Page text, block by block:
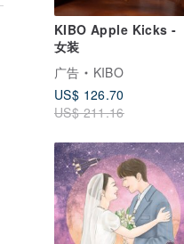
KIBO Apple Kicks -
女装
广告
KIBO
US$ 126.70
US$ 211.16